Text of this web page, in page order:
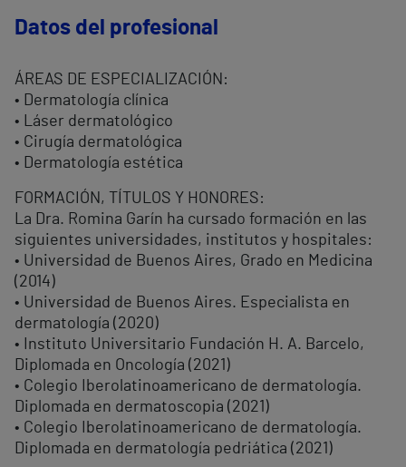
Datos del profesional
ÁREAS DE ESPECIALIZACIÓN:
• Dermatología clínica
• Láser dermatológico
• Cirugía dermatológica
• Dermatología estética
FORMACIÓN, TÍTULOS Y HONORES:
La Dra. Romina Garín ha cursado formación en las
siguientes universidades, institutos y hospitales:
• Universidad de Buenos Aires, Grado en Medicina
(2014)
• Universidad de Buenos Aires. Especialista en
dermatología (2020)
• Instituto Universitario Fundación H. A. Barcelo,
Diplomada en Oncología (2021)
• Colegio Iberolatinoamericano de dermatología.
Diplomada en dermatoscopia (2021)
• Colegio Iberolatinoamericano de dermatología.
Diplomada en dermatología pedriática (2021)